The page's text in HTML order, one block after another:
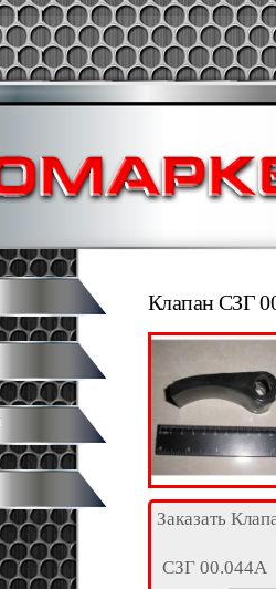
Клапан СЗГ
Заказать
СЗГ 00.044А